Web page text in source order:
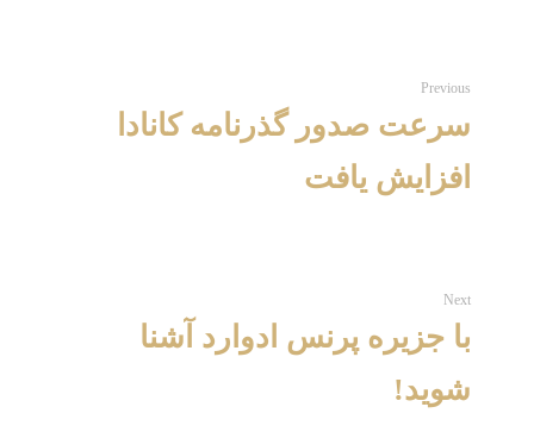
Previous
سرعت صدور گذرنامه کانادا
افزایش یافت
Next
با جزیره پرنس ادوارد آشنا
شوید!